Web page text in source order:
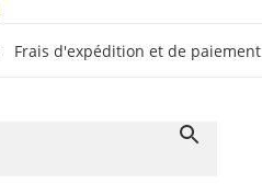
Frais d'expédition et de paiement